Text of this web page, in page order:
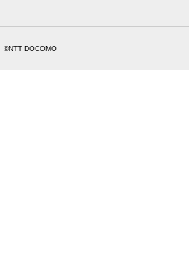
©NTT DOCOMO